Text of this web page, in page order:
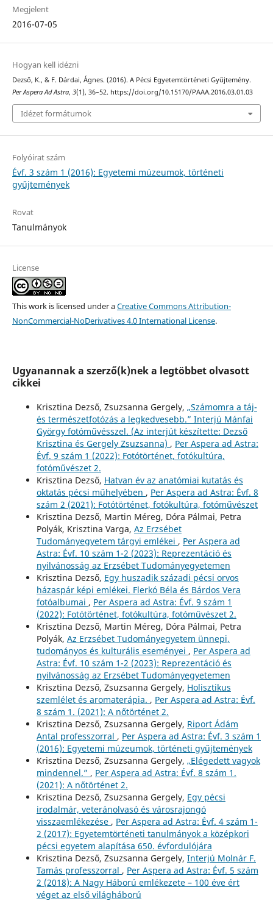
Megjelent
2016-07-05
Hogyan kell idézni
Dezső, K., & F. Dárdai, Ágnes. (2016). A Pécsi Egyetemtörténeti Gyűjtemény.
Per Aspera Ad Astra, 3(1), 36–52. https://doi.org/10.15170/PAAA.2016.03.01.03
Idézet formátumok
Folyóirat szám
Évf. 3 szám 1 (2016): Egyetemi múzeumok, történeti
gyűjtemények
Rovat
Tanulmányok
License
This work is licensed under aCreative Commons Attribution-
NonCommercial-NoDerivatives 4.0 International License.
Ugyanannak a szerző(k)nek a legtöbbet olvasott
cikkei
Krisztina Dezső, Zsuzsanna Gergely, „Számomra a táj-
és természetfotózás a legkedvesebb.” Interjú Mánfai
György fotóművésszel. (Az interjút készítette: Dezső
Krisztina és Gergely Zsuzsanna) , Per Aspera ad Astra:
Évf. 9 szám 1 (2022): Fotótörténet, fotókultúra,
fotóművészet 2.
Krisztina Dezső, Hatvan év az anatómiai kutatás és
oktatás pécsi műhelyében , Per Aspera ad Astra: Évf. 8
szám 2 (2021): Fotótörténet, fotókultúra, fotóművészet
Krisztina Dezső, Martin Méreg, Dóra Pálmai, Petra
Polyák, Krisztina Varga, Az Erzsébet
Tudományegyetem tárgyi emlékei , Per Aspera ad
Astra: Évf. 10 szám 1-2 (2023): Reprezentáció és
nyilvánosság az Erzsébet Tudományegyetemen
Krisztina Dezső, Egy huszadik századi pécsi orvos
házaspár képi emlékei. Flerkó Béla és Bárdos Vera
fotóalbumai , Per Aspera ad Astra: Évf. 9 szám 1
(2022): Fotótörténet, fotókultúra, fotóművészet 2.
Krisztina Dezső, Martin Méreg, Dóra Pálmai, Petra
Polyák, Az Erzsébet Tudományegyetem ünnepi,
tudományos és kulturális eseményei , Per Aspera ad
Astra: Évf. 10 szám 1-2 (2023): Reprezentáció és
nyilvánosság az Erzsébet Tudományegyetemen
Krisztina Dezső, Zsuzsanna Gergely, Holisztikus
szemlélet és aromaterápia. , Per Aspera ad Astra: Évf.
8 szám 1. (2021): A nőtörténet 2.
Krisztina Dezső, Zsuzsanna Gergely, Riport Ádám
Antal professzorral , Per Aspera ad Astra: Évf. 3 szám 1
(2016): Egyetemi múzeumok, történeti gyűjtemények
Krisztina Dezső, Zsuzsanna Gergely, „Elégedett vagyok
mindennel.” , Per Aspera ad Astra: Évf. 8 szám 1.
(2021): A nőtörténet 2.
Krisztina Dezső, Zsuzsanna Gergely, Egy pécsi
irodalmár, veteránolvasó és városrajongó
visszaemlékezése , Per Aspera ad Astra: Évf. 4 szám 1-
2 (2017): Egyetemtörténeti tanulmányok a középkori
pécsi egyetem alapítása 650. évfordulójára
Krisztina Dezső, Zsuzsanna Gergely, Interjú Molnár F.
Tamás professzorral , Per Aspera ad Astra: Évf. 5 szám
2 (2018): A Nagy Háború emlékezete – 100 éve ért
véget az első világháború